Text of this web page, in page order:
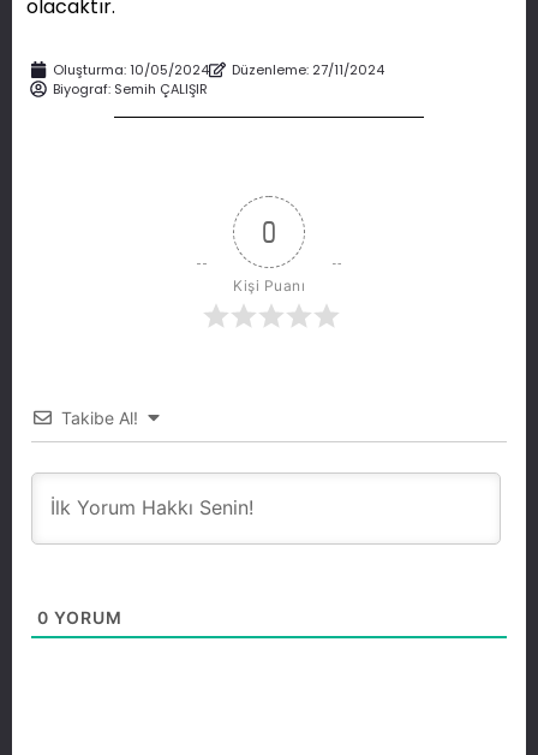
olacaktır.
Oluşturma:10/05/2024
Düzenleme: 27/11/2024
Biyograf: Semih ÇALIŞIR
0
Kişi Puanı
Takibe Al!
0 YORUM